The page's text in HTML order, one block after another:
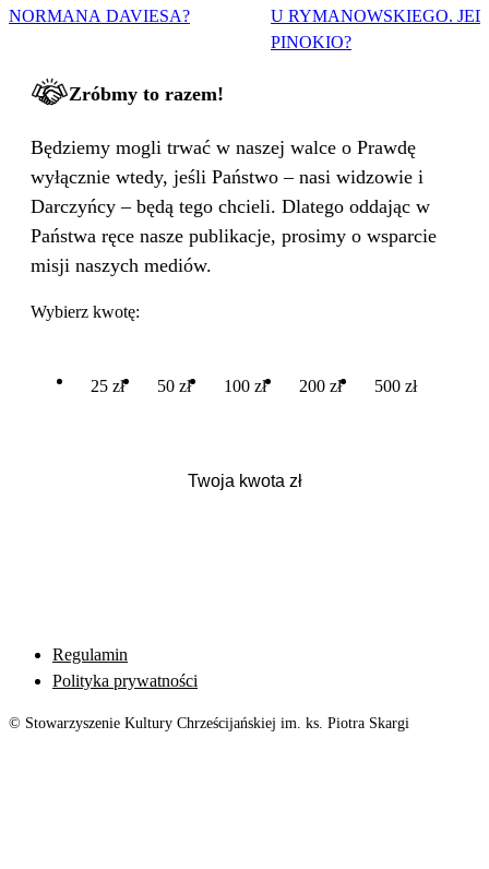
NORMANA DAVIESA?
U RYMANOWSKIEGO.
PINOKIO?
Zróbmy to razem!
Będziemy mogli trwać w naszej walce o Prawdę
wyłącznie wtedy, jeśli Państwo – nasi widzowie i
Darczyńcy – będą tego chcieli. Dlatego oddając w
Państwa ręce nasze publikacje, prosimy o wsparcie
misji naszych mediów.
Wybierz kwotę:
25 zł 50 zł 100 zł 200 zł 500 zł
Regulamin
Polityka prywatności
© Stowarzyszenie Kultury Chrześcijańskiej im. ks. Piotra Skargi